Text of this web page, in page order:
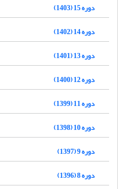
دوره 15 (1403)
دوره 14 (1402)
دوره 13 (1401)
دوره 12 (1400)
دوره 11 (1399)
دوره 10 (1398)
دوره 9 (1397)
دوره 8 (1396)